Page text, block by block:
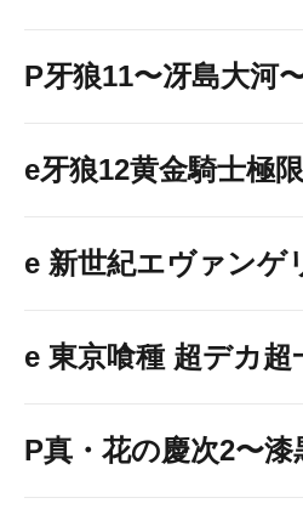
P牙狼11〜冴島大河
e牙狼12黄金騎士極限
e 新世紀エヴァンゲ
e 東京喰種 超デカ超
P真・花の慶次2〜